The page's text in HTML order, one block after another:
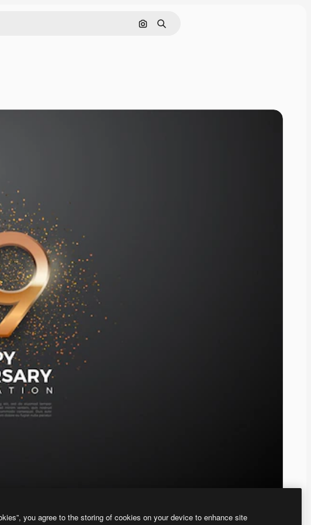
Поиск по изображению
Поиск
you agree to the storing of cookies on your device to enhance site